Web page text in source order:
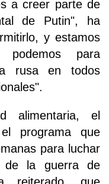
a creer parte de
de Putin", ha
y estamos
para
rusa en todos
alimentaria, el
programa que
para luchar
de la guerra de